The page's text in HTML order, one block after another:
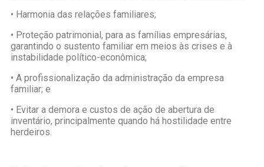
• Harmonia das relações familiares;
• Proteção patrimonial, para as famílias empresárias,
garantindo o sustento familiar em meios às crises e à
instabilidade político-econômica;
• A profissionalização da administração da empresa
familiar; e
• Evitar a demora e custos de ação de abertura de
inventário, principalmente quando há hostilidade entre
herdeiros.